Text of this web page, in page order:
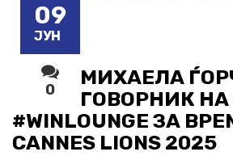
09
ЈУН
0
МИХАЕЛА
ГОВОРНИК НА
#WINLOUNGE ЗА
CANNES LIONS 2025